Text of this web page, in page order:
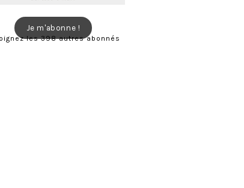
Je m'abonne !
les 398 autres abonnés